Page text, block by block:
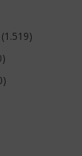
(1.519)